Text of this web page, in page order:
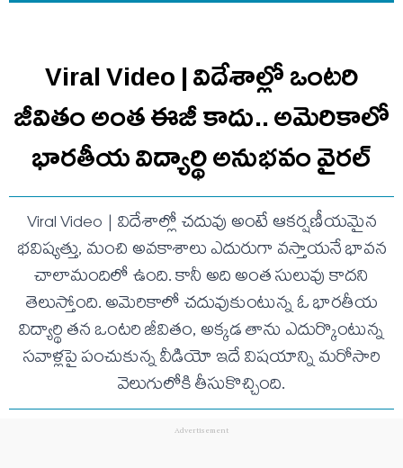
Viral Video | విదేశాల్లో ఒంటరి
జీవితం అంత ఈజీ కాదు.. అమెరికాలో
భారతీయ విద్యార్థి అనుభవం వైరల్
Viral Video | విదేశాల్లో చదువు అంటే ఆకర్షణీయమైన
భవిష్యత్తు, మంచి అవకాశాలు ఎదురుగా వస్తాయనే భావన
చాలామందిలో ఉంది. కానీ అది అంత సులువు కాదని
తెలుస్తోంది. అమెరికాలో చదువుకుంటున్న ఓ భారతీయ
విద్యార్థి తన ఒంటరి జీవితం, అక్కడ తాను ఎదుర్కొంటున్న
సవాళ్లపై పంచుకున్న వీడియో ఇదే విషయాన్ని మరోసారి
వెలుగులోకి తీసుకొచ్చింది.